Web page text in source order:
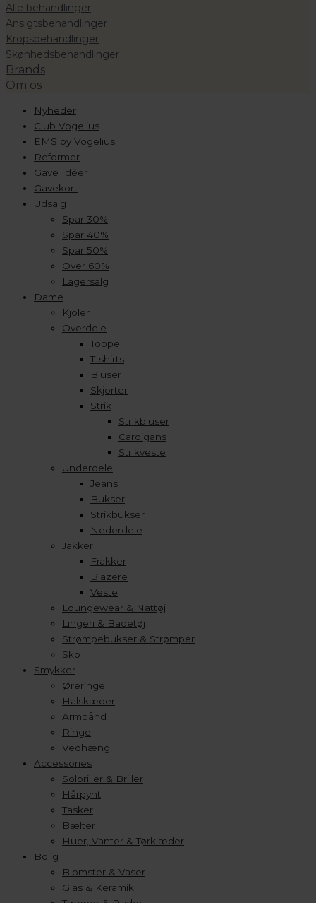
Alle behandlinger
Ansigtsbehandlinger
Kropsbehandlinger
Skønhedsbehandlinger
Brands
Om os
Nyheder
Club Vogelius
EMS by Vogelius
Reformer
Gave Idéer
Gavekort
Udsalg
Spar 30%
Spar 40%
Spar 50%
Over 60%
Lagersalg
Dame
Kjoler
Overdele
Toppe
T-shirts
Bluser
Skjorter
Strik
Strikbluser
Cardigans
Strikveste
Underdele
Jeans
Bukser
Strikbukser
Nederdele
Jakker
Frakker
Blazere
Veste
Loungewear & Nattøj
Lingeri & Badetøj
Strømpebukser & Strømper
Sko
Smykker
Øreringe
Halskæder
Armbånd
Ringe
Vedhæng
Accessories
Solbriller & Briller
Hårpynt
Tasker
Bælter
Huer, Vanter & Tørklæder
Bolig
Blomster & Vaser
Glas & Keramik